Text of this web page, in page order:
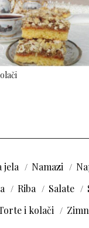
jela Namazi
Riba Salate
i kolači